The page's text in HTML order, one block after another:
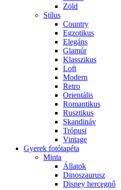
Zöld
Stílus
Country
Egzotikus
Elegáns
Glamúr
Klasszikus
Loft
Modern
Retro
Orientális
Romantikus
Rusztikus
Skandináv
Trópusi
Vintage
Gyerek fotótapéta
Minta
Állatok
Dinoszaurusz
Disney hercegnő